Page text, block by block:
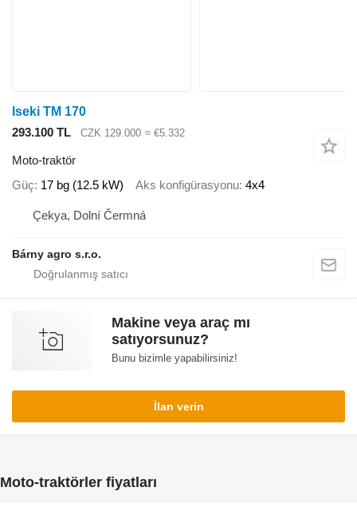
Iseki TM 170
293.100 TL
CZK 129.000 ≈ €5.332
Moto-traktör
Güç 17 bg (12.5 kW) Aks konfigürasyonu 4x4
Çekya, Dolní Čermná
Bárny agro s.r.o.
Makine veya araç mı
satıyorsunuz?
Bunu bizimle yapabilirsiniz!
İlan verin
Moto-traktörler fiyatları